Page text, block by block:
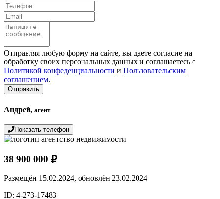
Телефон
Email
Сообщение
Отправляя любую форму на сайте, вы даете согласие на
обработку своих персональных данных и соглашаетесь с
Политикой конфеденциальности и Пользовательским
соглашением.
Отправить
Андрей, агент
Показать телефон
38 900 000
Размещён 15.02.2024, обновлён 23.02.2024
ID: 4-273-17483